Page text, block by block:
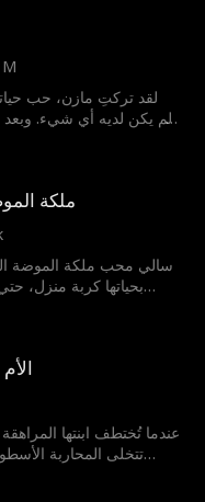
لقد تركتِ مازن، حب
ولم يكن لديه أي شيء.
ملكة
سالي محب ملكة الموضة
بحياتها كربة منزل،
عندما تُختطف ابنتها
تتخلى المحاربة